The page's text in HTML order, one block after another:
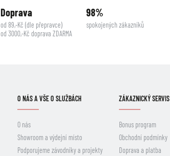
Doprava
od 89,-Kč (dle přepravce)
od 3000,-Kč doprava ZDARMA
98%
spokojených zákazníků
O NÁS A VŠE O SLUŽBÁCH
O nás
Showroom a výdejní místo
Podporujeme závodníky a projekty
ZÁKAZNICKÝ SERVIS
Bonus program
Obchodní podmínky
Doprava a platba